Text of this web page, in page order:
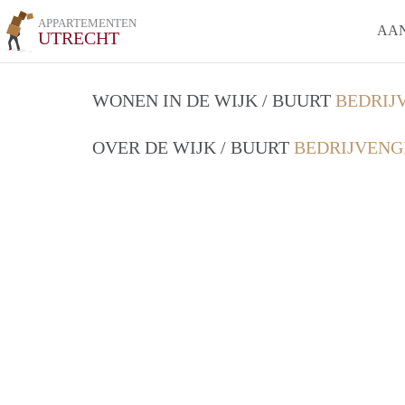
APPARTEMENTEN
UTRECHT
WONEN IN DE WIJK / BUURT
OVER DE WIJK / BUURT